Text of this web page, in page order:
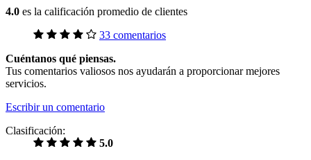
4.0 es la calificación promedio de clientes
33 comentarios
Cuéntanos qué piensas.
Tus comentarios valiosos nos ayudarán a proporcionar mejores
servicios.
Escribir un comentario
Clasificación:
5.0